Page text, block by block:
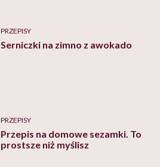
PRZEPISY
Serniczki na zimno z awokado
PRZEPISY
Przepis na domowe sezamki. To
prostsze niż myślisz